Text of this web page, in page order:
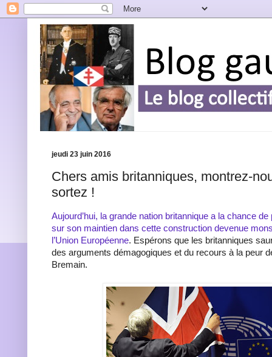
jeudi 23 juin 2016
Chers amis britanniques, montrez-
sortez !
Aujourd’hui, la grande nation britannique a la chance
sur son maintien dans cette construction devenue
l’Union Européenne. Espérons que les britanniques
des arguments démagogiques et du recours à la peur
Bremain.